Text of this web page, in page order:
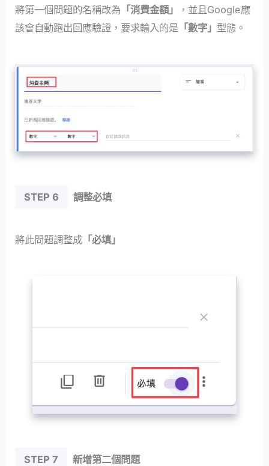
將第一個問題的名稱改為 「消費金額」
，並且Google應
該會自動跑出回應驗證，要求輸入的是 「數字」 型態。
STEP 6 調整必填
將此問題調整成 「必填」
STEP 7 新增第二個問題